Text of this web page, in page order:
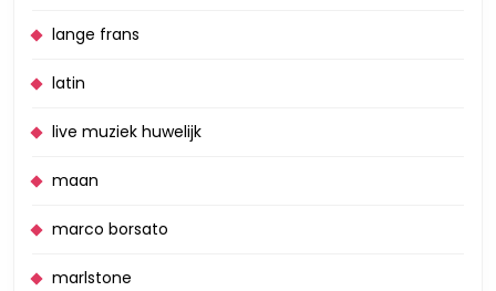
lange frans
latin
live muziek huwelijk
maan
marco borsato
marlstone